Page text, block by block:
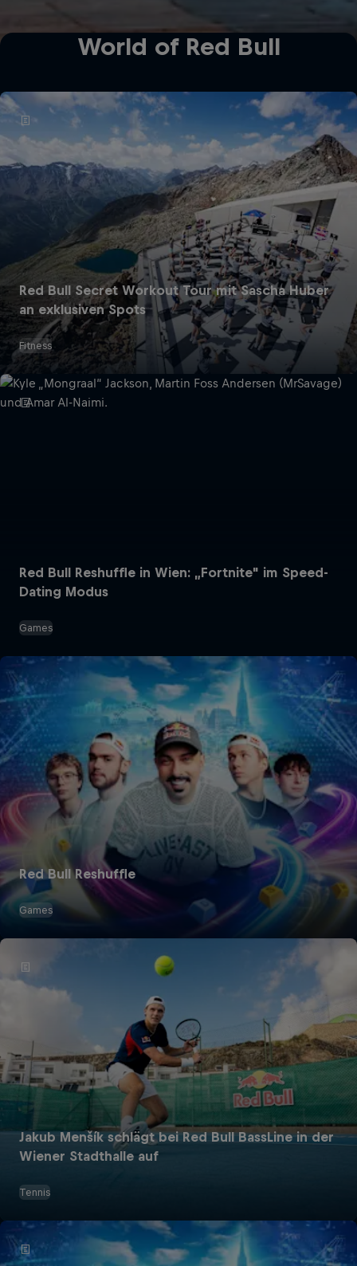
World of Red Bull
Red Bull Secret Workout Tour mit Sascha Huber
an exklusiven Spots
Fitness
Red Bull Reshuffle in Wien: „Fortnite" im Speed-
Dating Modus
Games
Red Bull Reshuffle
Games
Jakub Menšík schlägt bei Red Bull BassLine in der
Wiener Stadthalle auf
Tennis